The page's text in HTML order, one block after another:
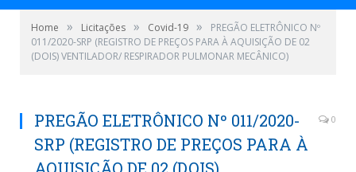
Home » Licitações » Covid-19 »
PREGÃO ELETRÔNICO Nº
011/2020-SRP (REGISTRO DE PREÇOS PARA À AQUISIÇÃO DE 02
(DOIS) VENTILADOR/ RESPIRADOR PULMONAR MECÂNICO)
PREGÃO ELETRÔNICO Nº 011/2020-
SRP (REGISTRO DE PREÇOS PARA À
0